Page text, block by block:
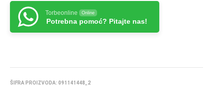
Torbeonline Online
Potrebna pomoć? Pitajte nas!
ŠIFRA PROIZVODA: 091141448_2